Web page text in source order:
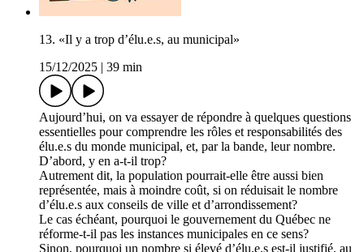
13. «Il y a trop d’élu.e.s, au municipal»
15/12/2025
39 min
Aujourd’hui, on va essayer de répondre à quelques questions
essentielles pour comprendre les rôles et responsabilités des
élu.e.s du monde municipal, et, par la bande, leur nombre.
D’abord, y en a-t-il trop?
Autrement dit, la population pourrait-elle être aussi bien
représentée, mais à moindre coût, si on réduisait le nombre
d’élu.e.s aux conseils de ville et d’arrondissement?
Le cas échéant, pourquoi le gouvernement du Québec ne
réforme-t-il pas les instances municipales en ce sens?
Sinon, pourquoi un nombre si élevé d’élu.e.s est-il justifié, au